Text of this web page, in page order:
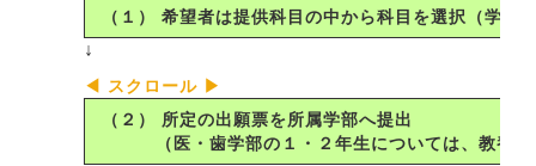
（１） 希望者は提供科目の中から科目を選択（学部
↓
（２） 所定の出願票を所属学部へ提出
（医・歯学部の１・２年生については、教養